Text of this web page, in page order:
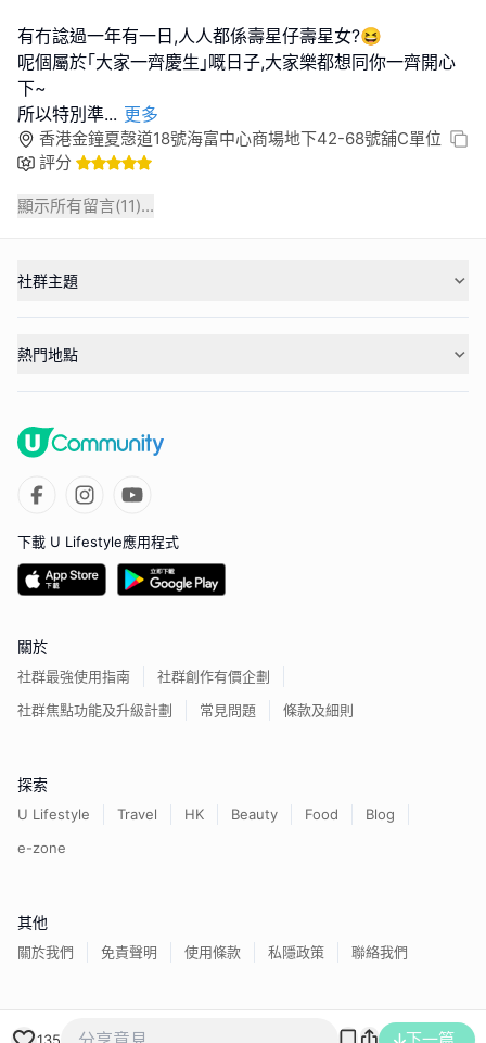
有冇諗過一年有一日,人人都係壽星仔壽星女?😆
呢個屬於｢大家一齊慶生｣嘅日子,大家樂都想同你一齊開心
下~
所以特別準... 更多
香港金鐘夏愨道18號海富中心商場地下42-68號舖C單位
評分
顯示所有留言(11)...
135
社群主題
熱門地點
下載 U Lifestyle應用程式
關於
社群最強使用指南
社群創作有價企劃
社群焦點功能及升級計劃
常見問題 條款及細則
探索
U Lifestyle Travel HK Beauty Food
Blog
e-zone
其他
關於我們 免責聲明 使用條款 私隱政策 聯絡我們
香港經濟日報版權所有©